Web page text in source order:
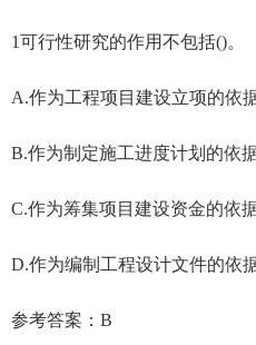
1可行性研究的作用不包括()。
A.作为工程项目建设立项的依
B.作为制定施工进度计划的依
C.作为筹集项目建设资金的依
D.作为编制工程设计文件的依
参考答案：B